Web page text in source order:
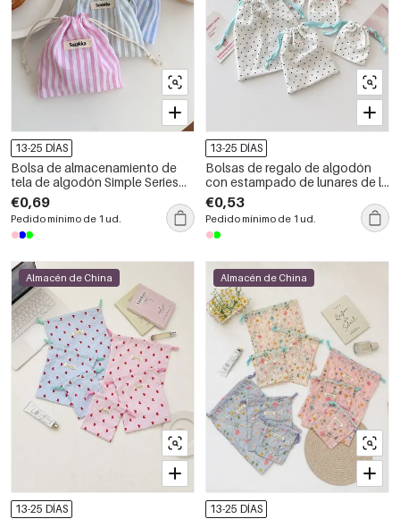
13-25 DÍAS
Bolsa de almacenamiento de
tela de algodón Simple Series
Daily Stripe con capacidad
suficiente
€0,69
Pedido mínimo de 1 ud.
13-25 DÍAS
Bolsas de regalo de algodón
con estampado de lunares de la
serie Simple
€0,53
Pedido mínimo de 1 ud.
Almacén de China
13-25 DÍAS
Almacén de China
13-25 DÍAS